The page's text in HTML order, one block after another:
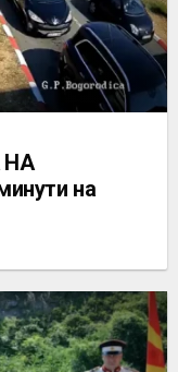
НА
на